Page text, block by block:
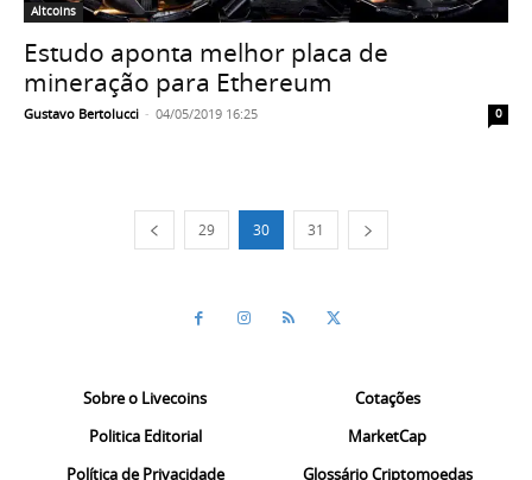
Altcoins
Estudo aponta melhor placa de
mineração para Ethereum
Gustavo Bertolucci - 04/05/2019 16:25 0
29 30 31
Sobre o Livecoins
Politica Editorial
Política de Privacidade
Cotações
MarketCap
Glossário Criptomoedas